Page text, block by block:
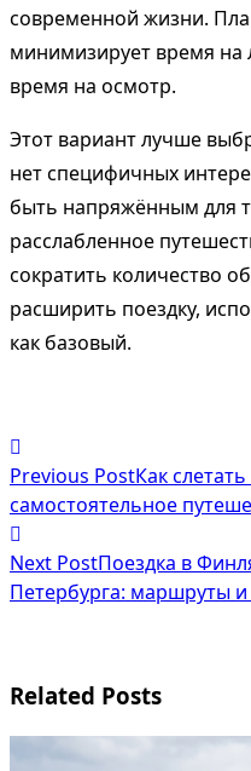
современной жизни.
минимизирует время на
время на осмотр.
Этот вариант лучше
нет специфичных
быть напряжённым для
расслабленное
сократить количество
расширить поездку,
как базовый.
<span
class="nav-
subtitle
screen-
Previous PostКак
самостоятельное
Next PostПоездка в
Петербурга: маршруты и
Related Posts